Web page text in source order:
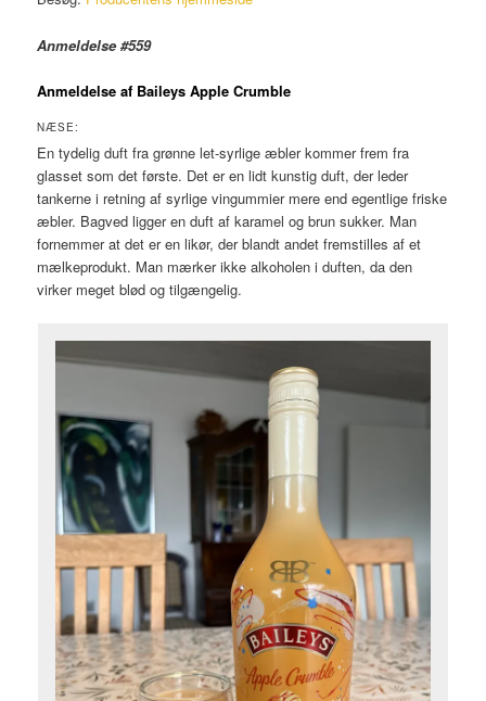
Anmeldelse #559
Anmeldelse af Baileys Apple Crumble
NÆSE:
En tydelig duft fra grønne let-syrlige æbler kommer frem fra
glasset som det første. Det er en lidt kunstig duft, der leder
tankerne i retning af syrlige vingummier mere end egentlige friske
æbler. Bagved ligger en duft af karamel og brun sukker. Man
fornemmer at det er en likør, der blandt andet fremstilles af et
mælkeprodukt. Man mærker ikke alkoholen i duften, da den
virker meget blød og tilgængelig.